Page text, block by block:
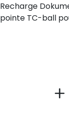
Recharge
pointe TC-ball